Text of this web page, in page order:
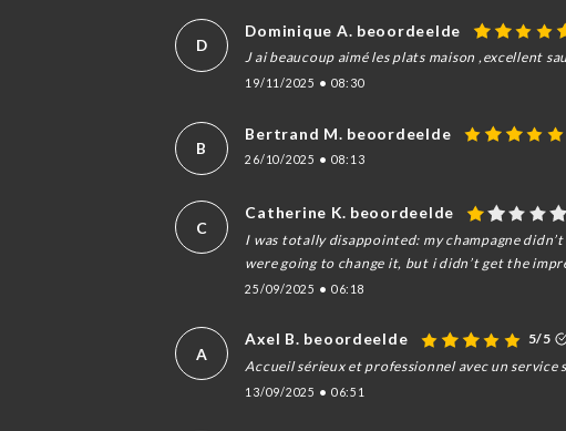
D
Dominique A. beoordeelde
J ai beaucoup aimé les plats maison ,excellent
19/11/2025 • 08:30
B
Bertrand M. beoordeelde
26/10/2025 • 08:13
C
Catherine K. beoordeelde
I was totally disappointed: my champagne
were going to change it, but i didn’t get the
25/09/2025 • 06:18
A
Axel B. beoordeelde
5/5
Accueil sérieux et professionnel avec un service
13/09/2025 • 06:51